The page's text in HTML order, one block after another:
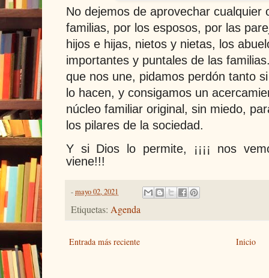
No dejemos de aprovechar cualquier
familias, por los esposos, por las
hijos e hijas, nietos y nietas, los
importantes y puntales de las
que nos une, pidamos perdón tanto
lo hacen, y consigamos un
núcleo familiar original, sin miedo,
los pilares de la sociedad.
Y si Dios lo permite, ¡¡¡¡ nos
viene!!!
-mayo 02, 2021
Etiquetas: Agenda
Entrada más reciente Inicio